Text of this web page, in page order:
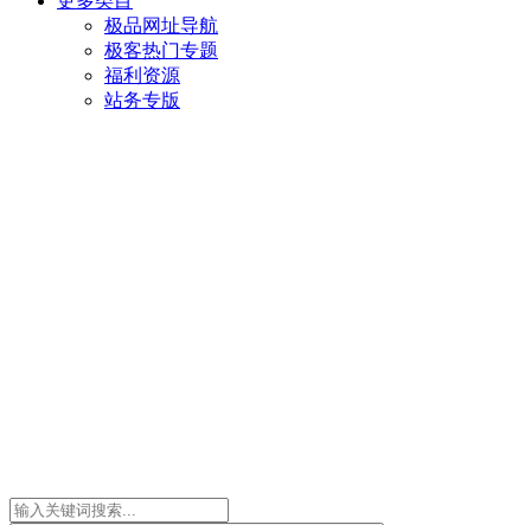
极品网址导航
极客热门专题
福利资源
站务专版